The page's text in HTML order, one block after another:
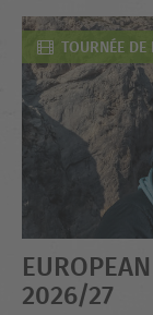
TOURNÉE DE
2026/27